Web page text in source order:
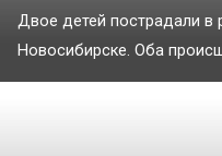
Двое детей пострадали в
Новосибирске. Оба